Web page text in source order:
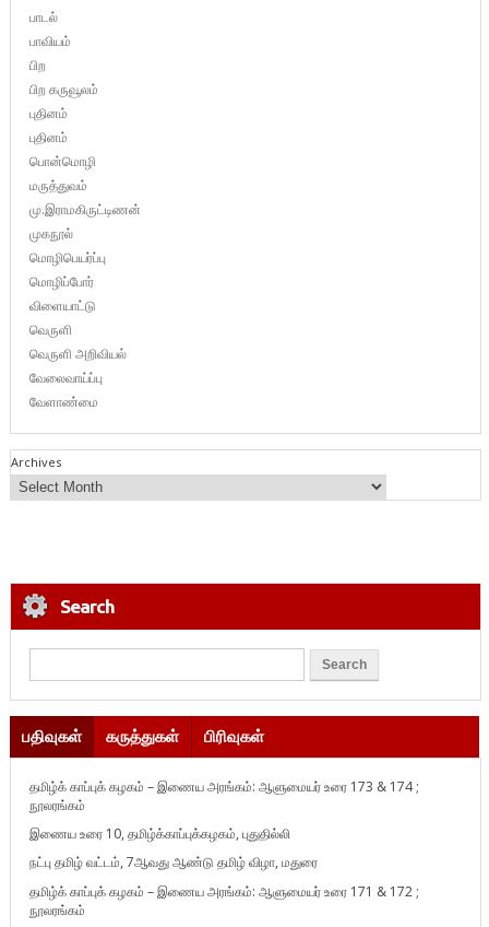
பாடல்
பாவியம்
பிற
பிற கருவூலம்
புதினம்
புதினம்
பொன்மொழி
மருத்துவம்
மு.இராமகிருட்டிணன்
முகநூல்
மொழிபெயர்ப்பு
மொழிப்போர்
விளையாட்டு
வெருளி
வெருளி அறிவியல்
வேலைவாய்ப்பு
வேளாண்மை
Archives
Search
பதிவுகள் கருத்துகள் பிரிவுகள்
தமிழ்க் காப்புக் கழகம் – இணைய அரங்கம்: ஆளுமையர் உரை 173 & 174 ;
நூலரங்கம்
இணைய உரை 10, தமிழ்க்காப்புக்கழகம், புதுதில்லி
நட்பு தமிழ் வட்டம், 7ஆவது ஆண்டு தமிழ் விழா, மதுரை
தமிழ்க் காப்புக் கழகம் – இணைய அரங்கம்: ஆளுமையர் உரை 171 & 172 ;
நூலரங்கம்